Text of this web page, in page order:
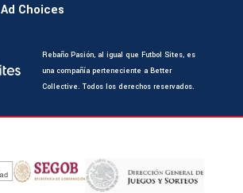
Ad Choices
Rebaño Pasión, al igual que Futbol Sites, es
una compañía perteneciente a Better
Collective. Todos los derechos reservados.